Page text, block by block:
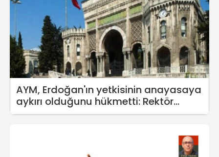
AYM, Erdoğan'ın yetkisinin anayasaya
aykırı olduğunu hükmetti: Rektör
atamaları sona erecek mi?